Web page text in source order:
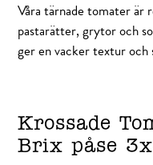
Våra tärnade tomater är
pastarätter, grytor och
ger en vacker textur
Krossade
Brix påse